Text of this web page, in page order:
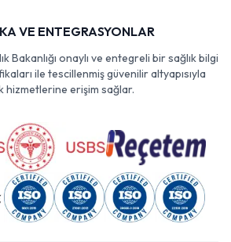
VE ENTEGRASYONLAR
Bakanlığı onaylı ve entegreli bir sağlık bilgi
ile tescillenmiş güvenilir altyapısıyla
hizmetlerine erişim sağlar.